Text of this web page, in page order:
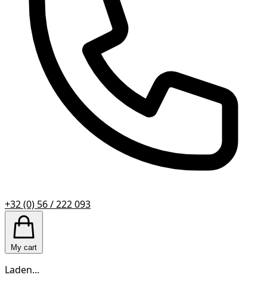
+32 (0) 56 / 222 093
My cart
Laden...